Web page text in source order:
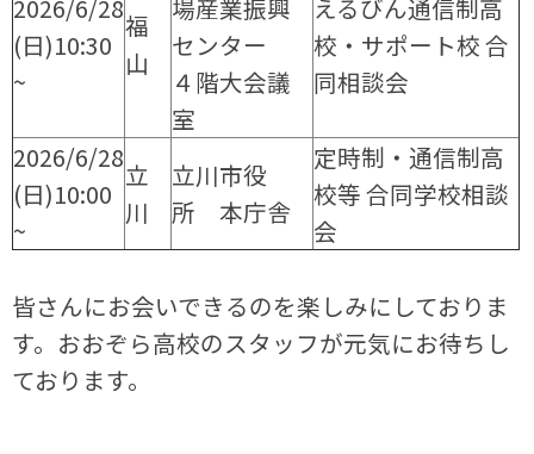
2026/6/28
(日)10:30
~
福
山
場産業振興
センター
４階大会議
室
えるびん通信制高
校・サポート校 合
同相談会
2026/6/28
(日)10:00
~
立
川
立川市役
所 本庁舎
定時制・通信制高
校等 合同学校相談
会
皆さんにお会いできるのを楽しみにしておりま
す。おおぞら高校のスタッフが元気にお待ちし
ております。